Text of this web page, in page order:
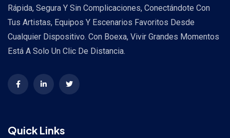
Rápida, Segura Y Sin Complicaciones, Conectándote Con
Tus Artistas, Equipos Y Escenarios Favoritos Desde
Cualquier Dispositivo. Con Boexa, Vivir Grandes Momentos
Está A Solo Un Clic De Distancia.
Quick Links